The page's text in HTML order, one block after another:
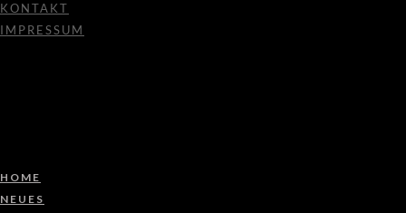
KONTAKT
IMPRESSUM
HOME
NEUES